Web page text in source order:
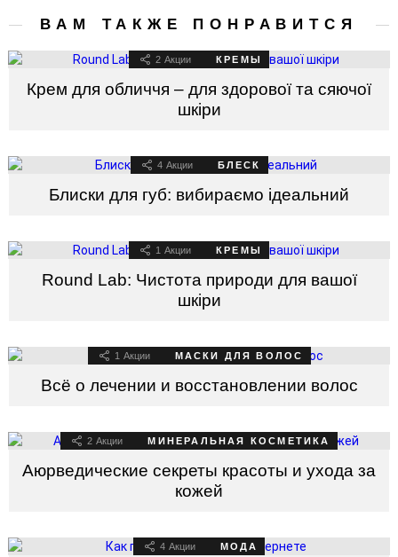
ВАМ ТАКЖЕ ПОНРАВИТСЯ
2 Акции КРЕМЫ
Крем для обличчя – для здорової та сяючої
шкіри
4 Акции БЛЕСК
Блиски для губ: вибираємо ідеальний
1 Акции КРЕМЫ
Round Lab: Чистота природи для вашої
шкіри
1 Акции МАСКИ ДЛЯ ВОЛОС
Всё о лечении и восстановлении волос
2 Акции МИНЕРАЛЬНАЯ КОСМЕТИКА
Аюрведические секреты красоты и ухода за
кожей
4 Акции МОДА